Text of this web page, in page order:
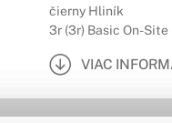
čierny Hliník
3r (3r) Basic On-Site
VIAC